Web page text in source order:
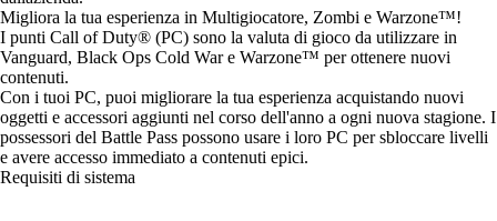
Migliora la tua esperienza in Multigiocatore, Zombi e Warzone™!
I punti Call of Duty® (PC) sono la valuta di gioco da utilizzare in
Vanguard, Black Ops Cold War e Warzone™ per ottenere nuovi
contenuti.
Con i tuoi PC, puoi migliorare la tua esperienza acquistando nuovi
oggetti e accessori aggiunti nel corso dell'anno a ogni nuova stagione. I
possessori del Battle Pass possono usare i loro PC per sbloccare livelli
e avere accesso immediato a contenuti epici.
Requisiti di sistema